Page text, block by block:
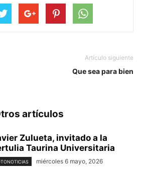
Artículo siguiente
Que sea para bien
artículos
Zulueta, invitado a la
Taurina Universitaria
miércoles 6 mayo, 2026